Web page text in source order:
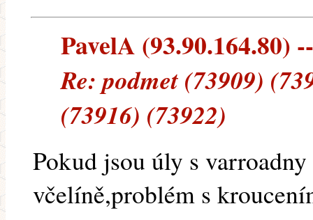
PavelA (93.90.164.80)
Re: podmet (73909)
(73916) (73922)
Pokud jsou úly s
včelíně,problém s